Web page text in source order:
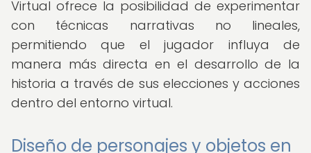
Virtual ofrece la posibilidad de experimentar
con técnicas narrativas no lineales,
permitiendo que el jugador influya de
manera más directa en el desarrollo de la
historia a través de sus elecciones y acciones
dentro del entorno virtual.
Diseño de personajes y objetos en